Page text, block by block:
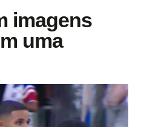
imagens
uma